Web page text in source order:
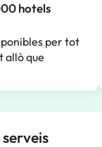
hotels
per tot
allò que
serveis